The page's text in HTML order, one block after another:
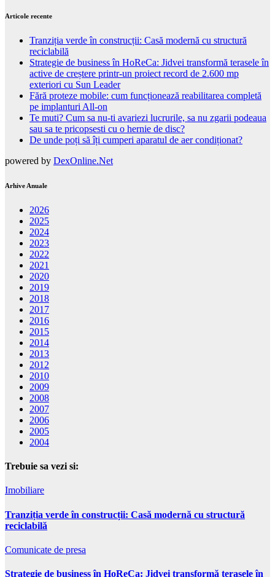
Articole recente
Tranziția verde în construcții: Casă modernă cu structură
reciclabilă
Strategie de business în HoReCa: Jidvei transformă terasele în
active de creștere printr-un proiect record de 2.600 mp
exteriori cu Sun Leader
Fără proteze mobile: cum funcționează reabilitarea completă
pe implanturi All-on
Te muti? Cum sa nu-ti avariezi lucrurile, sa nu zgarii podeaua
sau sa te pricopsesti cu o hernie de disc?
De unde poți să îți cumperi aparatul de aer condiționat?
powered by DexOnline.Net
Arhive Anuale
2026
2025
2024
2023
2022
2021
2020
2019
2018
2017
2016
2015
2014
2013
2012
2010
2009
2008
2007
2006
2005
2004
Trebuie sa vezi si:
Imobiliare
Tranziția verde în construcții: Casă modernă cu structură
reciclabilă
Comunicate de presa
Strategie de business în HoReCa: Jidvei transformă terasele în